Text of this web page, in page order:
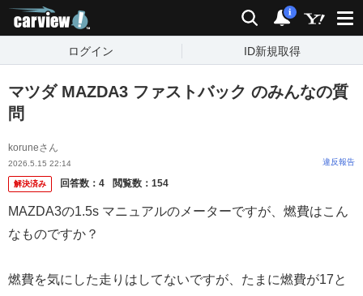
検索 通知
i
ログイン ID新規取得
マツダ MAZDA3 ファストバック のみんなの質
問
koruneさん
2026.5.15 22:14 違反報告
解決済み 回答数： 4 閲覧数： 154
MAZDA3の1.5s マニュアルのメーターですが、燃費はこん
なものですか？
燃費を気にした走りはしてないですが、たまに燃費が17と